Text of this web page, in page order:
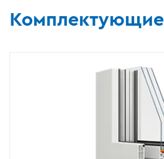
Комплектующие